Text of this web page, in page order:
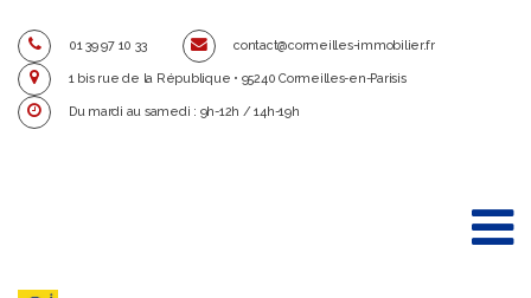
01 39 97 10 33 contact@cormeilles-immobilier.fr
1 bis rue de la République • 95240 Cormeilles-en-Parisis
Du mardi au samedi : 9h-12h / 14h-19h